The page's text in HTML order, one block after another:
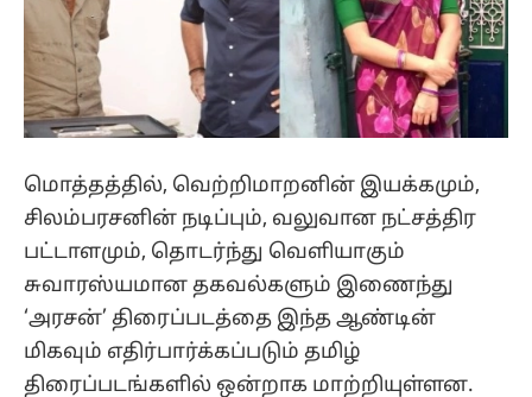
மொத்தத்தில், வெற்றிமாறனின் இயக்கமும்,
சிலம்பரசனின் நடிப்பும், வலுவான நட்சத்திர
பட்டாளமும், தொடர்ந்து வெளியாகும்
சுவாரஸ்யமான தகவல்களும் இணைந்து
‘அரசன்’ திரைப்படத்தை இந்த ஆண்டின்
மிகவும் எதிர்பார்க்கப்படும் தமிழ்
திரைப்படங்களில் ஒன்றாக மாற்றியுள்ளன.